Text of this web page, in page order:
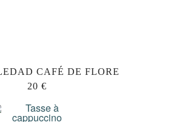
CAFÉ DE FLORE
20 €